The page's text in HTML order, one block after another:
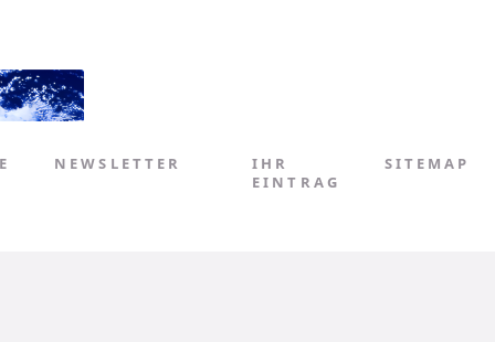
NEWSLETTER
IHR
EINTRAG
SITEMAP